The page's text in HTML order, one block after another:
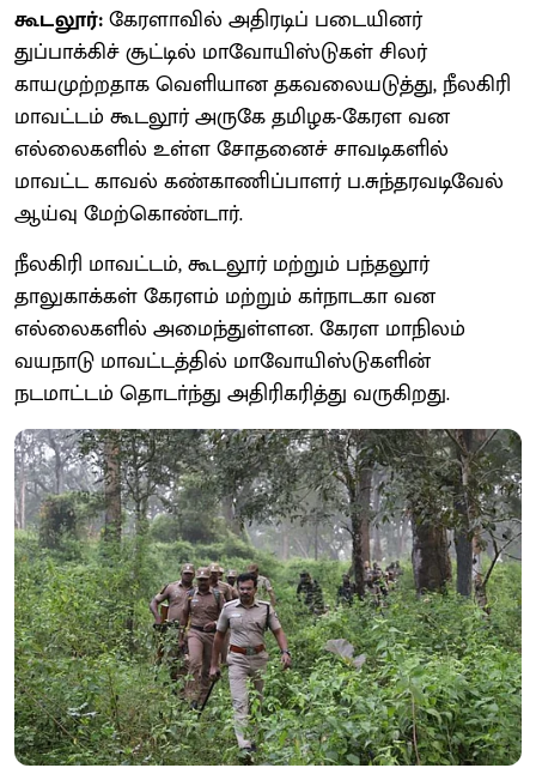
கூடலூர்:கேரளாவில் அதிரடிப் படையினர்
துப்பாக்கிச் சூட்டில் மாவோயிஸ்டுகள் சிலர்
காயமுற்றதாக வெளியான தகவலையடுத்து, நீலகிரி
மாவட்டம் கூடலூர் அருகே தமிழக-கேரள வன
எல்லைகளில் உள்ள சோதனைச் சாவடிகளில்
மாவட்ட காவல் கண்காணிப்பாளர் ப.சுந்தரவடிவேல்
ஆய்வு மேற்கொண்டார்.
நீலகிரி மாவட்டம், கூடலூர் மற்றும் பந்தலூர்
தாலுகாக்கள் கேரளம் மற்றும் கா்நாடகா வன
எல்லைகளில் அமைந்துள்ளன. கேரள மாநிலம்
வயநாடு மாவட்டத்தில் மாவோயிஸ்டுகளின்
நடமாட்டம் தொடா்ந்து அதிரிகரித்து வருகிறது.